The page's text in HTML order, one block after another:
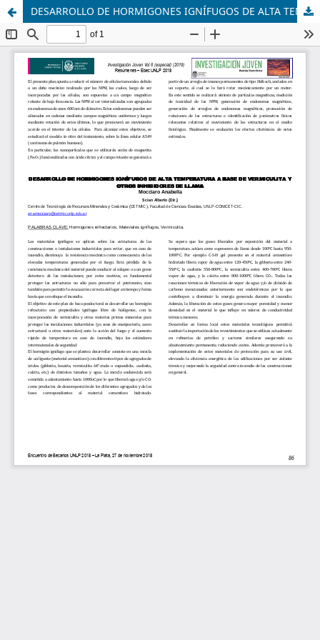
DESARROLLO DE HORMIGONES IGNÍFUGOS DE ALTA TEMPERATURA A BASE DE VERMICULITA Y OTROS INHIBIDORES DE LLAMA